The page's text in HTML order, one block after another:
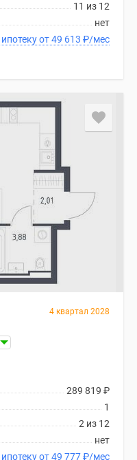
11 из 12
нет
В ипотеку от 49 613 ₽/мес
4 квартал 2028
289 819 ₽
1
2 из 12
нет
В ипотеку от 49 777₽/мес